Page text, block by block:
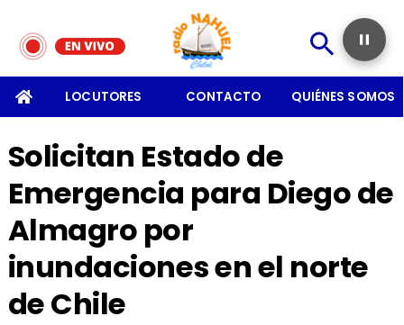
LOCUTORES CONTACTO QUIÉNES SOMOS
Solicitan Estado de
Emergencia para Diego de
Almagro por
inundaciones en el norte
de Chile